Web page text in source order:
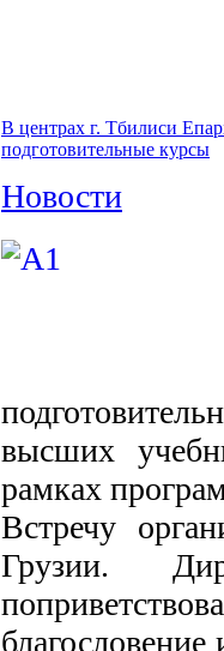
В центрах г. Тбилиси
подготовительные курсы
Новости
высших
рамках
Встречу
Грузии.